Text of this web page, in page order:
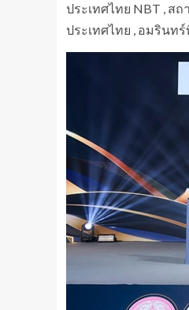
ประเทศไทย NBT , ส
ประเทศไทย , อมรินทร์